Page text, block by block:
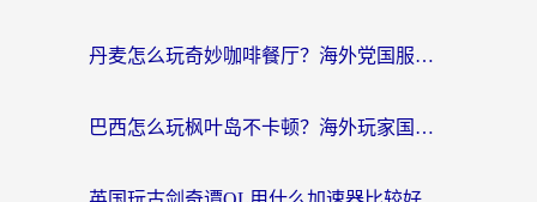
丹麦怎么玩奇妙咖啡餐厅？海外党国服游戏加速全攻略（附灌篮高手元气骑士实测）
巴西怎么玩枫叶岛不卡顿？海外玩家国服游戏加速器终极指南（含战双野兽领主提速秘籍）